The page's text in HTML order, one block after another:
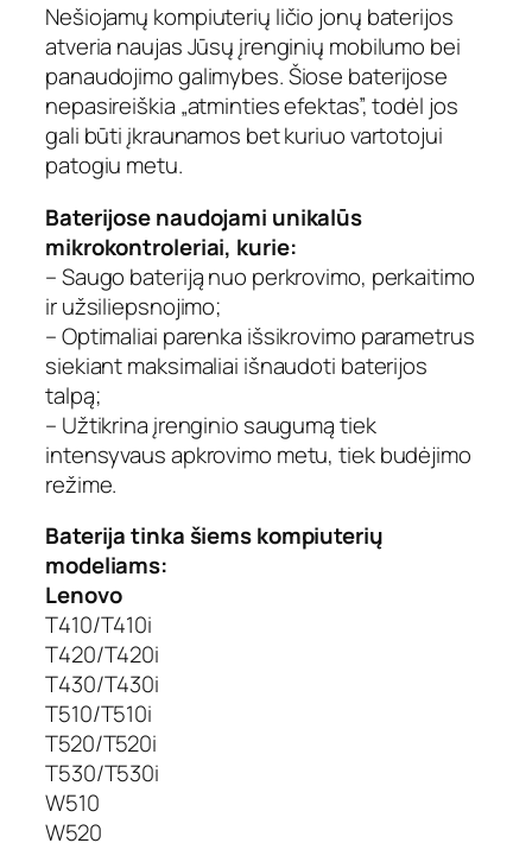
Nešiojamų kompiuterių ličio jonų baterijos
atveria naujas Jūsų įrenginių mobilumo bei
panaudojimo galimybes. Šiose baterijose
nepasireiškia „atminties efektas”, todėl jos
gali būti įkraunamos bet kuriuo vartotojui
patogiu metu.
Baterijose naudojami unikalūs
mikrokontroleriai, kurie:
– Saugo bateriją nuo perkrovimo, perkaitimo
ir užsiliepsnojimo;
– Optimaliai parenka išsikrovimo parametrus
siekiant maksimaliai išnaudoti baterijos
talpą;
– Užtikrina įrenginio saugumą tiek
intensyvaus apkrovimo metu, tiek budėjimo
režime.
Baterija tinka šiems kompiuterių
modeliams:
Lenovo
T410/T410i
T420/T420i
T430/T430i
T510/T510i
T520/T520i
T530/T530i
W510
W520